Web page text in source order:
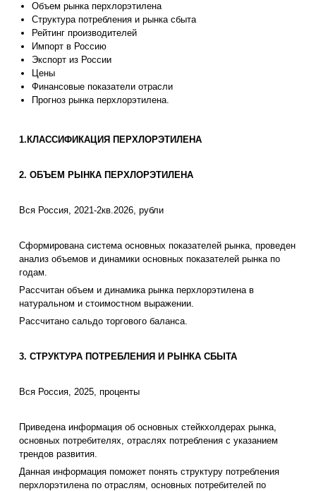
Объем рынка перхлорэтилена
Структура потребления и рынка сбыта
Рейтинг производителей
Импорт в Россию
Экспорт из России
Цены
Финансовые показатели отрасли
Прогноз рынка перхлорэтилена.
1.КЛАССИФИКАЦИЯ ПЕРХЛОРЭТИЛЕНА
2. ОБЪЕМ РЫНКА ПЕРХЛОРЭТИЛЕНА
Вся Россия, 2021-2кв.2026, рубли
Сформирована система основных показателей рынка, проведен
анализ объемов и динамики основных показателей рынка по
годам.
Рассчитан объем и динамика рынка перхлорэтилена в
натуральном и стоимостном выражении.
Рассчитано сальдо торгового баланса.
3. СТРУКТУРА ПОТРЕБЛЕНИЯ И РЫНКА СБЫТА
Вся Россия, 2025, проценты
Приведена информация об основных стейкхолдерах рынка,
основных потребителях, отраслях потребления с указанием
трендов развития.
Данная информация поможет понять структуру потребления
перхлорэтилена по отраслям, основных потребителей по